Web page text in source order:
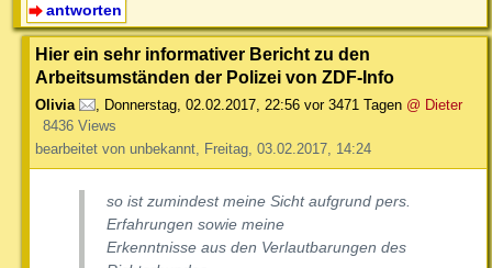
antworten
Hier ein sehr informativer Bericht zu den
Arbeitsumständen der Polizei von ZDF-Info
Olivia , Donnerstag, 02.02.2017, 22:56 vor 3471 Tagen @ Dieter
8436 Views
bearbeitet von unbekannt, Freitag, 03.02.2017, 14:24
so ist zumindest meine Sicht aufgrund pers.
Erfahrungen sowie meine
Erkenntnisse aus den Verlautbarungen des